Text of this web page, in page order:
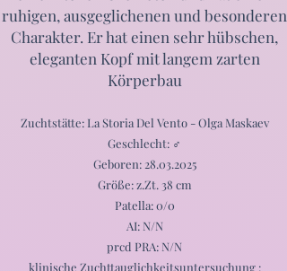
ruhigen, ausgeglichenen und besonderen
Charakter. Er hat einen sehr hübschen,
eleganten Kopf mit langem zarten
Körperbau
Zuchtstätte: La Storia Del Vento - Olga Maskaev
Geschlecht: ♂
Geboren: 28.03.2025
Größe: z.Zt. 38 cm
Patella: 0/0
AI: N/N
prcd PRA: N/N
klinische Zuchttauglichkeitsuntersuchung :